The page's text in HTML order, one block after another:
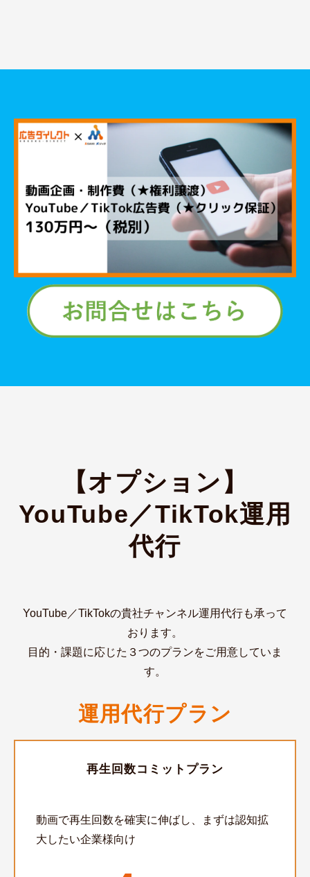
【オプション】
YouTube／TikTok運用
代行
YouTube／TikTokの貴社チャンネル運用代行も承って
おります。
目的・課題に応じた３つのプランをご用意していま
す。
運用代行プラン
再生回数コミットプラン
動画で再生回数を確実に伸ばし、まずは認知拡
大したい企業様向け